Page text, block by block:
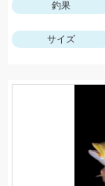
釣果
サイズ